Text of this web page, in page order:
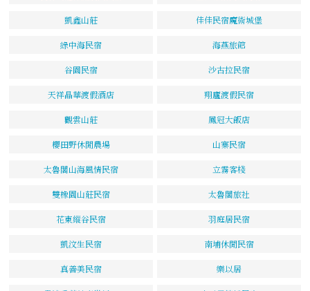
凱鑫山莊 佳佳民宿魔術城堡
綠中海民宿 海燕旅館
谷園民宿 沙古拉民宿
天祥晶華渡假酒店 翔廬渡假民宿
觀雲山莊 鳳冠大飯店
櫻田野休閒農場 山寨民宿
太魯閣山海風情民宿 立霧客棧
雙橡園山莊民宿 太魯閣旅社
花東縱谷民宿 羽庭居民宿
凱汶生民宿 南埔休閒民宿
真善美民宿 樂以居